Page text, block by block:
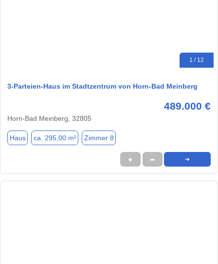
1 / 12
3-Parteien-Haus im Stadtzentrum von Horn-Bad Meinberg
489.000 €
Horn-Bad Meinberg, 32805
Haus ca. 295,00 m² Zimmer 8
★ ➦ ➜